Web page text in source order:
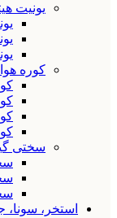
یونیت
کوره
سختی
استخر،